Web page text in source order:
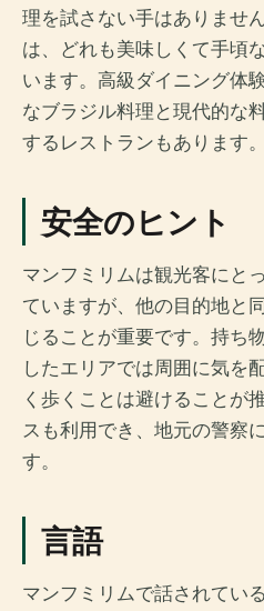
理を試さない手はありませ
は、どれも美味しくて手頃
います。高級ダイニング体
なブラジル料理と現代的な
するレストランもあります。
安全のヒント
マンフミリムは観光客にと
ていますが、他の目的地と
じることが重要です。持ち
したエリアでは周囲に気を
く歩くことは避けることが
スも利用でき、地元の警察
す。
言語
マンフミリムで話されてい